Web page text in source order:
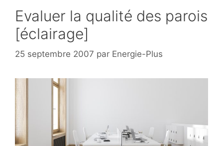
Evaluer la qualité des parois
[éclairage]
25 septembre 2007 par Energie-Plus